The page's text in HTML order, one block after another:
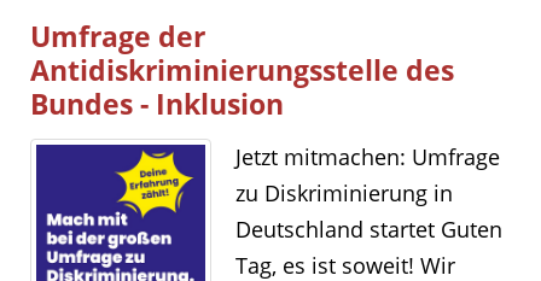
Umfrage der
Antidiskriminierungsstelle des
Bundes - Inklusion
Jetzt mitmachen: Umfrage
zu Diskriminierung in
Deutschland startet Guten
Tag, es ist soweit! Wir